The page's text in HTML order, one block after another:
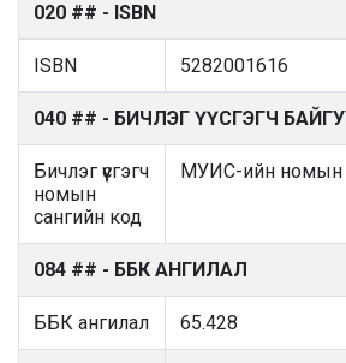
020 ## - ISBN
ISBN 5282001616
040 ## - БИЧЛЭГ ҮҮСГЭГЧ
Бичлэг үүсгэгч
номын
сангийн код
МУИС-ийн номын
084 ## - ББК АНГИЛАЛ
ББК ангилал 65.428